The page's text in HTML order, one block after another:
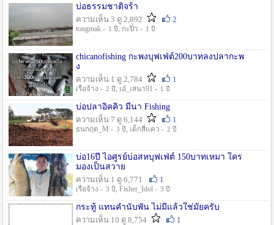
บ่อธรรมชาติจร้า
ความเห็น 3 ดู 2,892
2
tongmak - 1 ปี , กะปิ๋ว - 1 ปี
chicanofishing กะพงบุฟเฟ่ต์200บาทลงปลากะพ
ง
ความเห็น 1 ดู 2,784
1
เรือจ้าง - 2 ปี , เอ๋_เสนา91 - 1 ปี
บ่อปลาอิคคิว มีนา Fishing
ความเห็น 7 ดู 6,144
1
ธนกฤต_M - 3 ปี , เด็กสี่แคว - 2 ปี
บ่อ16ปี ไอศูรย์บ่อสหบุฟเฟ่ต์ 150บาทเหมา ใคร
มองเป็นสวาย
ความเห็น 1 ดู 6,771
1
เรือจ้าง - 3 ปี , Fisher_Idol - 3 ปี
กระทู้ แทนคำนับพัน ไม่มีแล้วใช่มั๊ยครับ
ความเห็น 10 ดู 8,754
1